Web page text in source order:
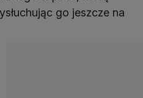
go jeszcze na